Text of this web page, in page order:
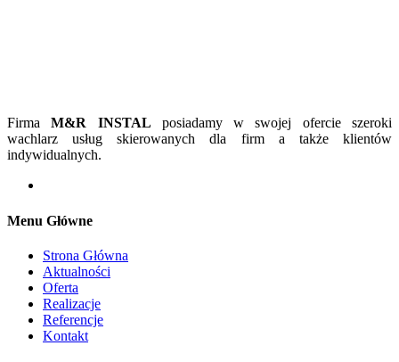
FirmaM&R INSTAL posiadamy w swojej ofercie szeroki
wachlarz usług skierowanych dla firm a także klientów
indywidualnych.
Menu Główne
Strona Główna
Aktualności
Oferta
Realizacje
Referencje
Kontakt